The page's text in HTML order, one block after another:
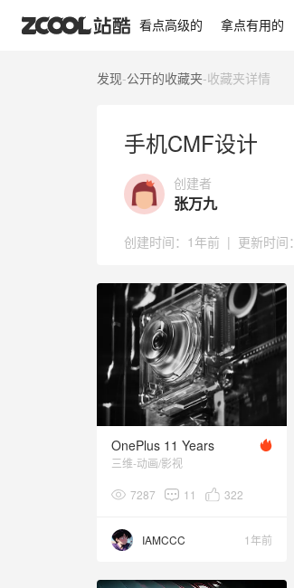
看点高级的 拿点有用的
发现-公开的收藏夹-收藏夹详情
手机CMF设计
创建者
张万九
创建时间： 1年前 | 更新时间：
手机CMF设计
OnePlus 11 Years
三维-动画/影视
7287 11 322
IAMCCC 1年前